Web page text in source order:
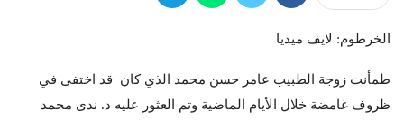
الخرطوم: لايف ميديا
طمأنت زوجة الطبيب عامر حسن محمد الذي كان قد اختفى في
ظروف غامضة خلال الأيام الماضية وتم العثور عليه د. ندى محمد